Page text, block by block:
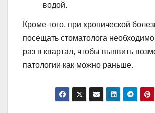
водой.
Кроме того, при хронической
посещать стоматолога
раз в квартал, чтобы выявить
патологии как можно раньше.